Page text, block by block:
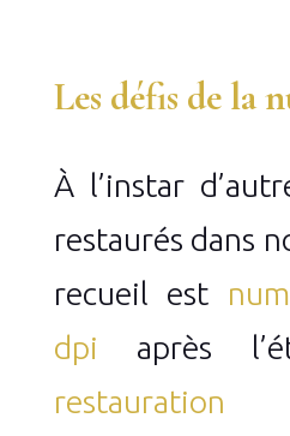
Les défis de la
À l’instar
restaurés dans
recueil est
dpi après